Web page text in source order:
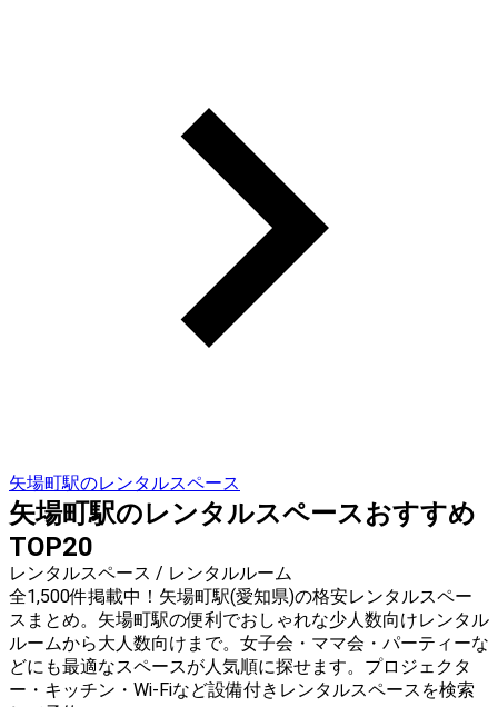
矢場町駅のレンタルスペース
矢場町駅のレンタルスペースおすすめ
TOP20
レンタルスペース / レンタルルーム
全1,500件掲載中！矢場町駅(愛知県)の格安レンタルスペー
スまとめ。矢場町駅の便利でおしゃれな少人数向けレンタル
ルームから大人数向けまで。女子会・ママ会・パーティーな
どにも最適なスペースが人気順に探せます。プロジェクタ
ー・キッチン・Wi-Fiなど設備付きレンタルスペースを検索